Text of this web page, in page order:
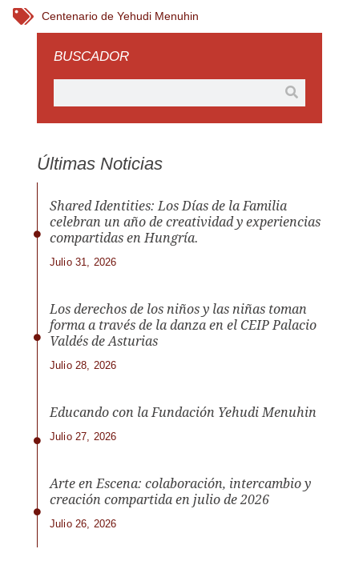
Centenario de Yehudi Menuhin
BUSCADOR
Últimas Noticias
Shared Identities: Los Días de la Familia
celebran un año de creatividad y experiencias
compartidas en Hungría.
Julio 31, 2026
Los derechos de los niños y las niñas toman
forma a través de la danza en el CEIP Palacio
Valdés de Asturias
Julio 28, 2026
Educando con la Fundación Yehudi Menuhin
Julio 27, 2026
Arte en Escena: colaboración, intercambio y
creación compartida en julio de 2026
Julio 26, 2026